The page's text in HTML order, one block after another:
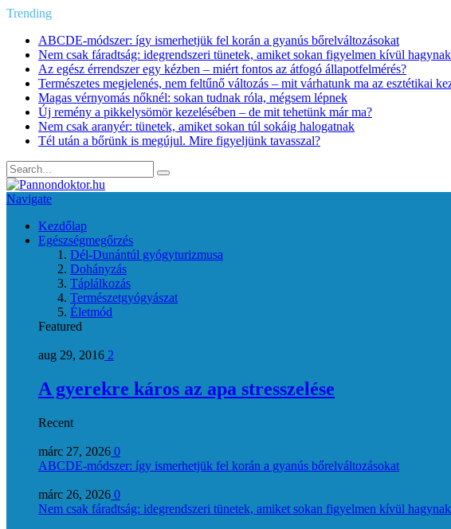
Trending
ABCDE‑módszer: így ismerhetjük fel korán a gyanús bőrelváltozásokat
Nem csak fáradtság: idegrendszeri tünetek, amiket sokan figyelmen kívül hagynak
Az egész érrendszer egy kézben – miért fontos az átfogó állapotfelmérés?
Természetes megjelenés, nem feltűnő változás – mit várhatunk ma az esztétikai
Magas vérnyomás nőknél: sokan tudnak róla, mégsem lépnek
Új remény a pikkelysömör kezelésében – de mit tehetünk már ma?
Nem csak aranyér: tünetek, amiket sokan túl sokáig halogatnak
Tél után a bőrünk is megújul. Mire figyeljünk tavasszal?
Navigate
Kezdőlap
Egészségmegőrzés
Dél-Dunántúl gyógyturizmusa
Dohányzás
Táplálkozás
Természetgyógyászat
Életmód
Featured
aug 29, 2016 2
A gyerekre káros az apa stresszelése
Recent
márc 27, 2026 0
ABCDE‑módszer: így ismerhetjük fel korán a gyanús bőrelváltozásokat
márc 26, 2026 0
Nem csak fáradtság: idegrendszeri tünetek, amiket sokan figyelmen kívül hagynak